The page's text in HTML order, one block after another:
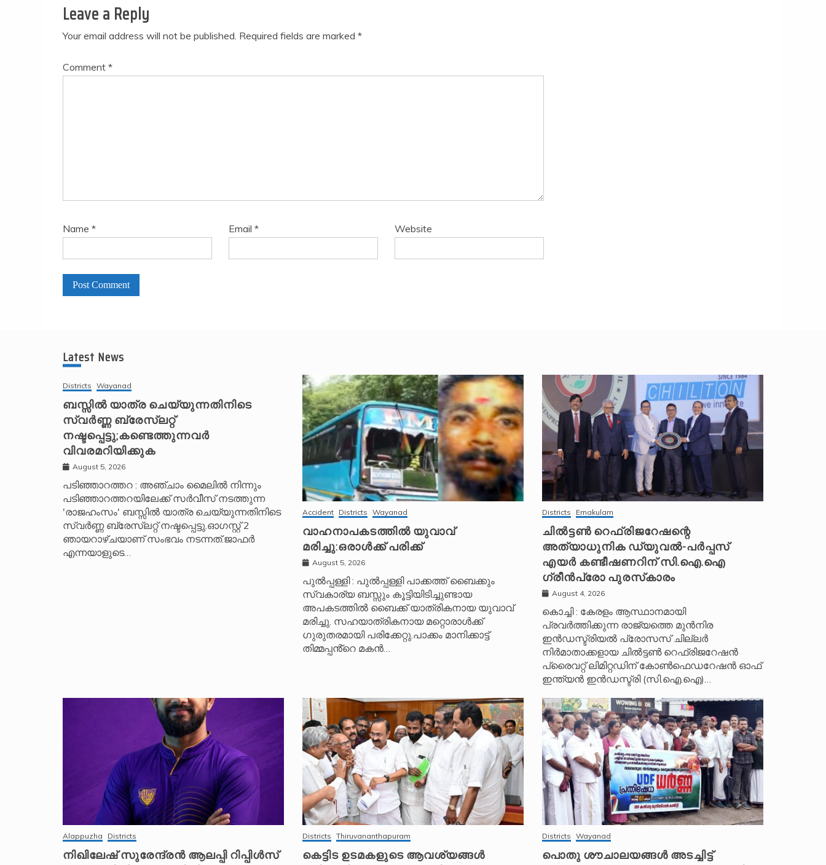
Leave a Reply
Your email address will not be published. Required fields are marked *
Comment *
Name * Email* Website
t
e
r
n
a
t
i
v
e
:
Latest News
Districts Wayanad
ബസ്സിൽ യാത്ര ചെയ്യുന്നതിനിടെ
സ്വർണ്ണ ബ്രേസ്‌ലറ്റ്
നഷ്ടപ്പെട്ടു;കണ്ടെത്തുന്നവർ
വിവരമറിയിക്കുക
August 5, 2026
പടിഞ്ഞാറത്തറ : അഞ്ചാം മൈലിൽ നിന്നും
പടിഞ്ഞാറത്തറയിലേക്ക് സർവീസ് നടത്തുന്ന
'രാജഹംസം' ബസ്സിൽ യാത്ര ചെയ്യുന്നതിനിടെ
സ്വർണ്ണ ബ്രേസ്‌ലറ്റ് നഷ്ടപ്പെട്ടു.ഓഗസ്റ്റ് 2
ഞായറാഴ്ചയാണ് സംഭവം നടന്നത്.ജാഫർ
എന്നയാളുടെ…
Accident Districts Wayanad
വാഹനാപകടത്തിൽ യുവാവ്
മരിച്ചു:ഒരാൾക്ക് പരിക്ക്
August 5, 2026
പുൽപ്പള്ളി : പുൽപ്പള്ളി പാക്കത്ത് ബൈക്കും
സ്വകാര്യ ബസ്സും കൂട്ടിയിടിച്ചുണ്ടായ
അപകടത്തിൽ ബൈക്ക് യാത്രികനായ യുവാവ്
മരിച്ചു. സഹയാത്രികനായ മറ്റൊരാൾക്ക്
ഗുരുതരമായി പരിക്കേറ്റു.പാക്കം മാനിക്കാട്ട്
തിമ്മപ്പൻ്റെ മകൻ…
Districts Ernakulam
ചിൽട്ടൺ റെഫ്രിജറേഷന്റെ
അത്യാധുനിക ഡ്യുവൽ-പർപ്പസ്
എയർ കണ്ടീഷണറിന് സി.ഐ.ഐ
ഗ്രീൻപ്രോ പുരസ്‌കാരം
August 4, 2026
കൊച്ചി : കേരളം ആസ്ഥാനമായി
പ്രവർത്തിക്കുന്ന രാജ്യത്തെ മുൻനിര
ഇൻഡസ്ട്രിയൽ പ്രോസസ് ചില്ലർ
നിർമാതാക്കളായ ചിൽട്ടൺ റെഫ്രിജറേഷൻ
പ്രൈവറ്റ് ലിമിറ്റഡിന് കോൺഫെഡറേഷൻ ഓഫ്
ഇന്ത്യൻ ഇൻഡസ്ട്രി (സി.ഐ.ഐ)…
Alappuzha Districts
നിഖിലേഷ് സുരേന്ദ്രൻ ആലപ്പി റിപ്പിൾസ്
Districts Thiruvananthapuram
കെട്ടിട ഉടമകളുടെ ആവശ്യങ്ങൾ
Districts Wayanad
പൊതു ശൗചാലയങ്ങൾ അടച്ചിട്ട്